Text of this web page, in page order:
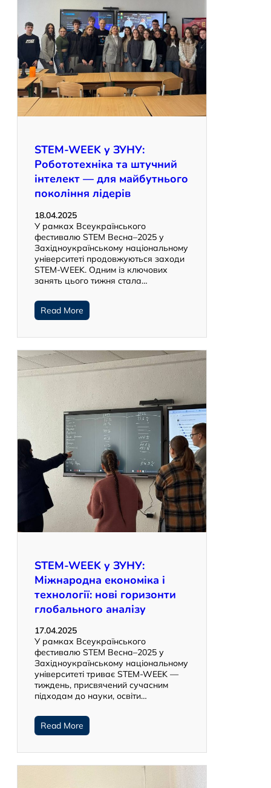
STEM-WEEK у ЗУНУ:
Робототехніка та штучний
інтелект — для майбутнього
покоління лідерів
18.04.2025
У рамках Всеукраїнського
фестивалю STEM Весна–2025 у
Західноукраїнському національному
університеті продовжуються заходи
STEM-WEEK. Одним із ключових
занять цього тижня стала…
Read More
STEM-WEEK у ЗУНУ:
Міжнародна економіка і
технології: нові горизонти
глобального аналізу
17.04.2025
У рамках Всеукраїнського
фестивалю STEM Весна–2025 у
Західноукраїнському національному
університеті триває STEM-WEEK —
тиждень, присвячений сучасним
підходам до науки, освіти…
Read More